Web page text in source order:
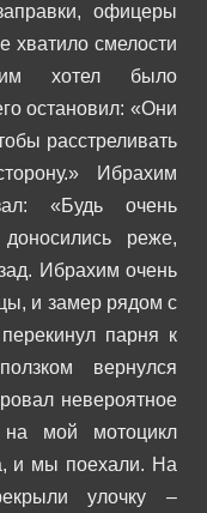
офицеры
хватило смелости
хотел было
остановил: «Они
расстреливать
Ибрахим
«Будь очень
реже,
Ибрахим очень
и замер рядом с
парня к
вернулся
невероятное
мой мотоцикл
и мы поехали. На
улочку –